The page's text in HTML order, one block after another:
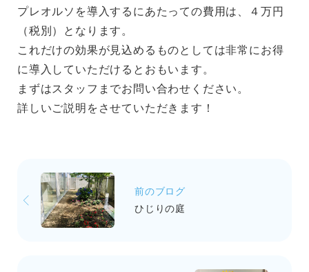
プレオルソを導入するにあたっての費用は、４万円
（税別）となります。
これだけの効果が見込めるものとしては非常にお得
に導入していただけるとおもいます。
まずはスタッフまでお問い合わせください。
詳しいご説明をさせていただきます！
前のブログ
ひじりの庭